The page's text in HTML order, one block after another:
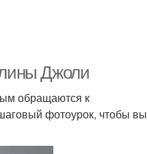
Джоли
обращаются к
фотоурок, чтобы вы